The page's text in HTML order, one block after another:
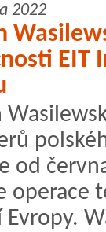
2022
EIT
od
operace
Evropy.